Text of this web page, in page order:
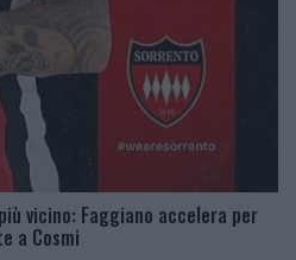
vicino: Faggiano accelera per
a Cosmi